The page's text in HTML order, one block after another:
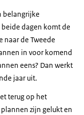
belangrijke
dagen komt de
naar de Tweede
in voor komend
eens? Dan werkt
jaar uit.
terug op het
zijn gelukt en